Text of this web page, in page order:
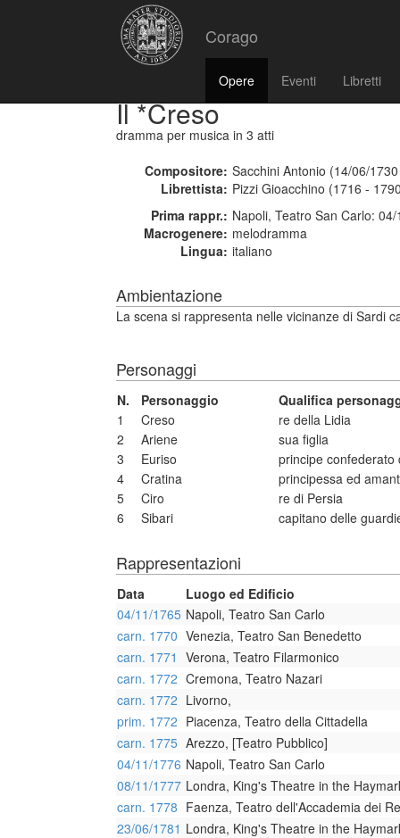
Corago
Opere Eventi Libretti
Il *Creso
dramma per musica in 3 atti
Compositore: Sacchini Antonio (14/06/
Librettista: Pizzi Gioacchino (1716 -
Prima rappr.: Napoli, Teatro San Carlo:
Macrogenere: melodramma
Lingua: italiano
Ambientazione
La scena si rappresenta nelle vicinanze di Sardi
Personaggi
N. Personaggio
Qualifica
1
Creso
re della Lidia
2
Ariene
sua figlia
3
Euriso
principe confederato
4
Cratina
principessa ed
5
Ciro
re di Persia
6
Sibari capitano delle
Rappresentazioni
Data
Luogo ed Edificio
04/11/1765 Napoli, Teatro San Carlo
carn. 1770 Venezia, Teatro San Benedetto
carn. 1771 Verona, Teatro Filarmonico
carn. 1772 Cremona, Teatro Nazari
carn. 1772 Livorno,
prim. 1772 Piacenza, Teatro della Cittadella
carn. 1775 Arezzo, [Teatro Pubblico]
04/11/1776 Napoli, Teatro San Carlo
08/11/1777 Londra, King's Theatre in the
carn. 1778 Faenza, Teatro dell'Accademia dei
23/06/1781 Londra, King's Theatre in the